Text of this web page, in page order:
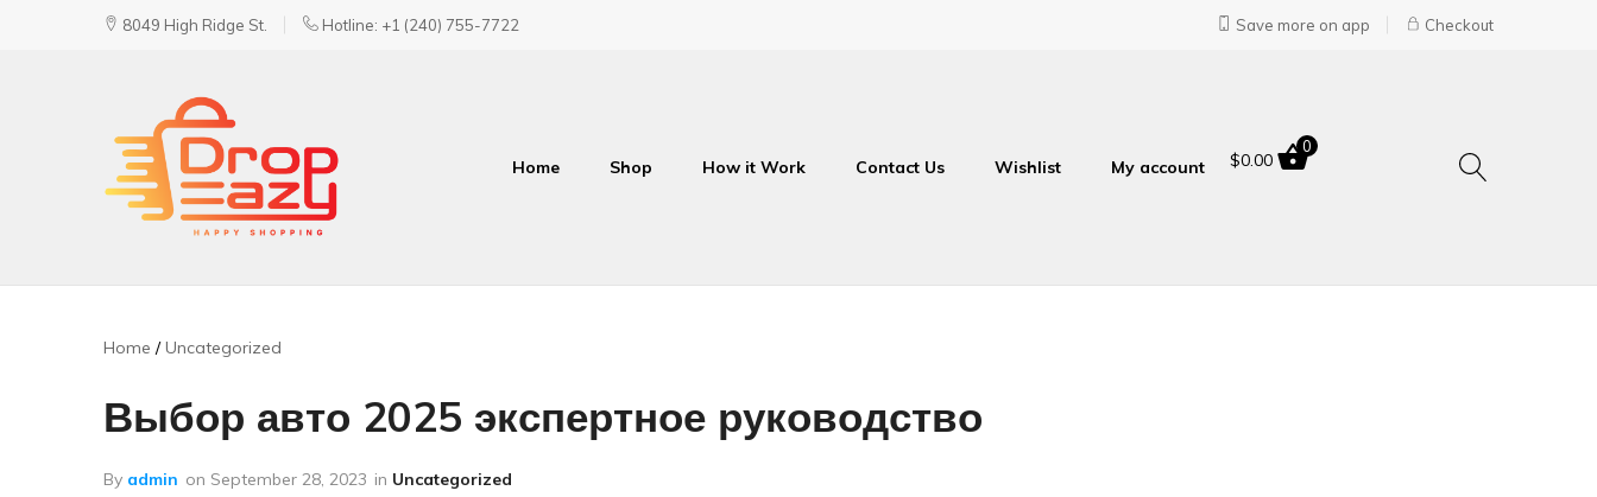
8049 High Ridge St. Hotline: +1 (240) 755-7722 Save more on app Checkout
Home Shop How it Work Contact Us Wishlist My account $0.00
0
Home Uncategorized
Выбор авто 2025 экспертное руководство
By admin on September 28, 2023 in Uncategorized